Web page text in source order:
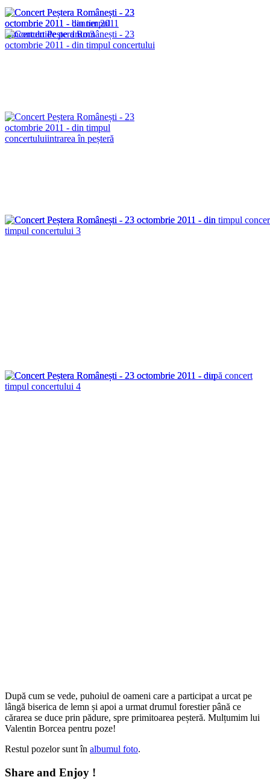
După cum se vede, puhoiul de oameni care a participat a urcat pe
lângă biserica de lemn și apoi a urmat drumul forestier până ce
cărarea se duce prin pădure, spre primitoarea peșteră. Mulțumim lui
Valentin Borcea pentru poze!
Restul pozelor sunt în albumul foto.
Share and Enjoy !